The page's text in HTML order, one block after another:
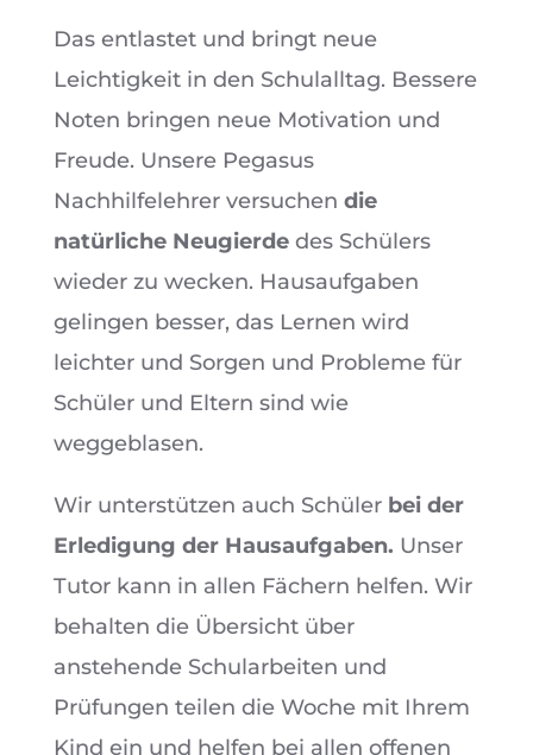
Das entlastet und bringt neue
Leichtigkeit in den Schulalltag. Bessere
Noten bringen neue Motivation und
Freude. Unsere Pegasus
Nachhilfelehrer versuchen die
natürliche Neugierdedes Schülers
wieder zu wecken. Hausaufgaben
gelingen besser, das Lernen wird
leichter und Sorgen und Probleme für
Schüler und Eltern sind wie
weggeblasen.
Wir unterstützen auch Schüler bei der
Erledigung der Hausaufgaben. Unser
Tutor kann in allen Fächern helfen. Wir
behalten die Übersicht über
anstehende Schularbeiten und
Prüfungen teilen die Woche mit Ihrem
Kind ein und helfen bei allen offenen